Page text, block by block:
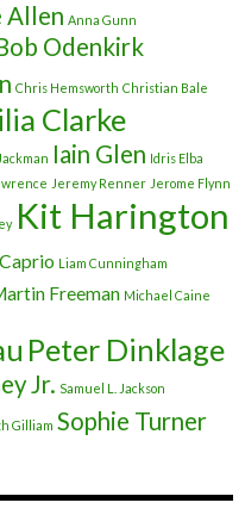
Allen Anna Gunn
Odenkirk
Chris Hemsworth Christian Bale
Clarke
Iain Glen Idris Elba
Jeremy Renner Jerome Flynn
Kit Harington
Liam Cunningham
Freeman Michael Caine
Peter Dinklage
Jr. Samuel L. Jackson
Gilliam Sophie Turner